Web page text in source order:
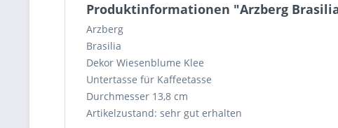
Produktinformationen "Arzberg
Arzberg
Brasilia
Dekor Wiesenblume Klee
Untertasse für Kaffeetasse
Durchmesser 13,8 cm
Artikelzustand: sehr gut erhalten